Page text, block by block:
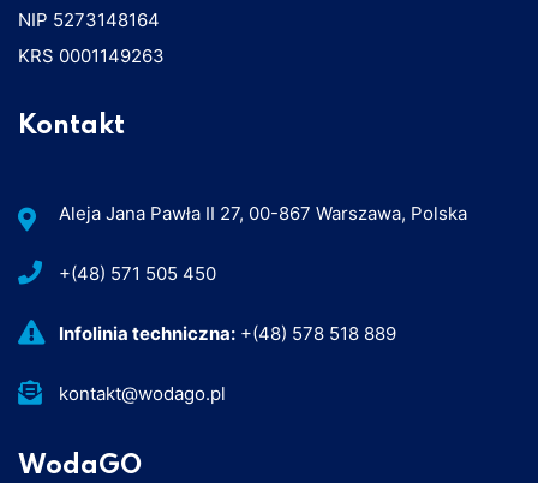
NIP 5273148164
KRS 0001149263
Kontakt
Aleja Jana Pawła II 27, 00-867 Warszawa, Polska
+(48) 571 505 450
Infolinia techniczna: +(48) 578 518 889
kontakt@wodago.pl
WodaGO